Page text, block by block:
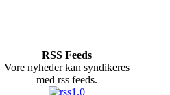
RSS Feeds
Vore nyheder kan syndikeres
med rss feeds.